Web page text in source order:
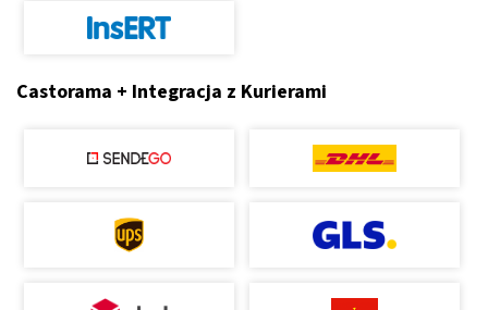
Castorama + Integracja z Kurierami